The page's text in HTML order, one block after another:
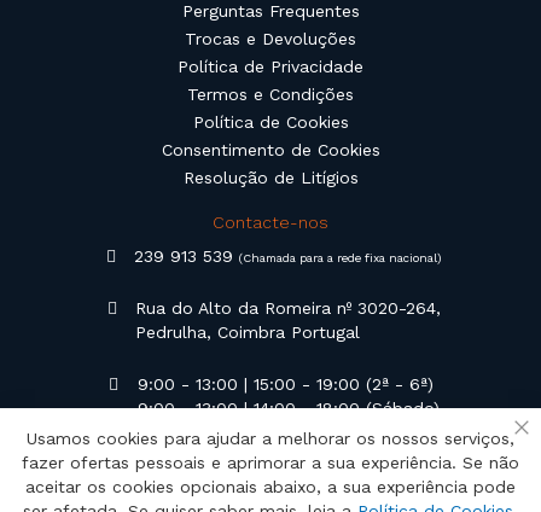
Perguntas Frequentes
Trocas e Devoluções
Política de Privacidade
Termos e Condições
Política de Cookies
Consentimento de Cookies
Resolução de Litígios
Contacte-nos
239 913 539(Chamada para a rede fixa nacional)
Rua do Alto da Romeira nº 3020-264,
Pedrulha, Coimbra Portugal
9:00 - 13:00 | 15:00 - 19:00 (2ª - 6ª)
9:00 - 13:00 | 14:00 - 18:00 (Sábado)
geral@campilusa.pt
Usamos cookies para ajudar a melhorar os nossos serviços,
fazer ofertas pessoais e aprimorar a sua experiência. Se não
aceitar os cookies opcionais abaixo, a sua experiência pode